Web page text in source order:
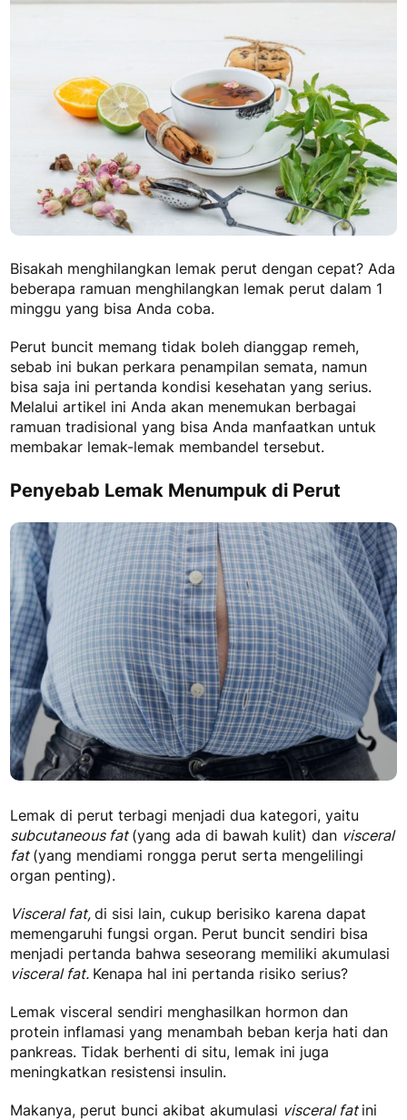
Bisakah menghilangkan lemak perut dengan cepat? Ada
beberapa ramuan menghilangkan lemak perut dalam 1
minggu yang bisa Anda coba.
Perut buncit memang tidak boleh dianggap remeh,
sebab ini bukan perkara penampilan semata, namun
bisa saja ini pertanda kondisi kesehatan yang serius.
Melalui artikel ini Anda akan menemukan berbagai
ramuan tradisional yang bisa Anda manfaatkan untuk
membakar lemak-lemak membandel tersebut.
Penyebab Lemak Menumpuk di Perut
Lemak di perut terbagi menjadi dua kategori, yaitu
subcutaneous fat (yang ada di bawah kulit) dan visceral
fat (yang mendiami rongga perut serta mengelilingi
organ penting).
Visceral fat, di sisi lain, cukup berisiko karena dapat
memengaruhi fungsi organ. Perut buncit sendiri bisa
menjadi pertanda bahwa seseorang memiliki akumulasi
visceral fat. Kenapa hal ini pertanda risiko serius?
Lemak visceral sendiri menghasilkan hormon dan
protein inflamasi yang menambah beban kerja hati dan
pankreas. Tidak berhenti di situ, lemak ini juga
meningkatkan resistensi insulin.
Makanya, perut bunci akibat akumulasi visceral fat ini